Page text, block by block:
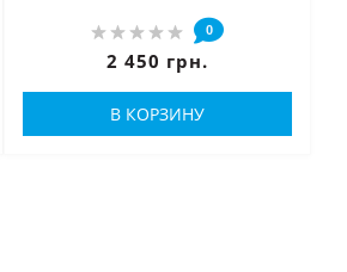
0
2 450 грн.
В КОРЗИНУ